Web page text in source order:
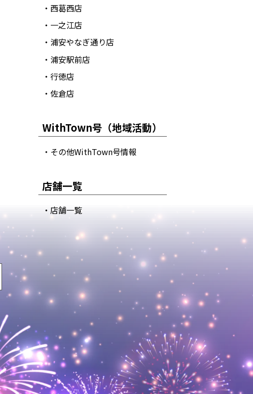
・西葛西店
・一之江店
・浦安やなぎ通り店
・浦安駅前店
・行徳店
・佐倉店
WithTown号（地域活動）
・その他WithTown号情報
店舗一覧
・店舗一覧